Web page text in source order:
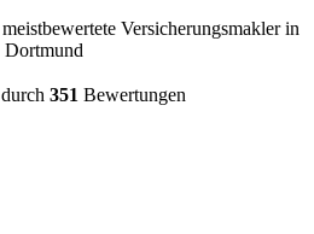
meistbewertete Versicherungsmakler in
Dortmund
durch 351 Bewertungen